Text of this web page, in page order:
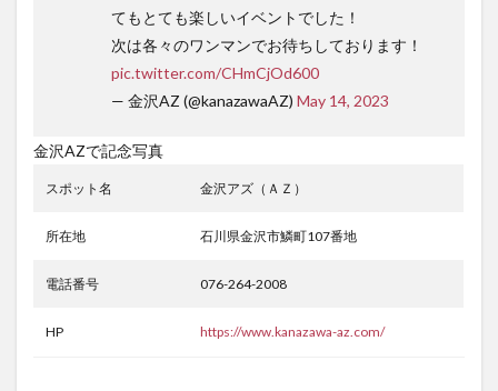
てもとても楽しいイベントでした！
次は各々のワンマンでお待ちしております！
pic.twitter.com/CHmCjOd600
— 金沢AZ (@kanazawaAZ) May 14, 2023
金沢AZで記念写真
スポット名 金沢アズ（ＡＺ）
所在地 石川県金沢市鱗町107番地
電話番号 076-264-2008
HP https://www.kanazawa-az.com/